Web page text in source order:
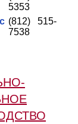
5353
(812) 515-
7538